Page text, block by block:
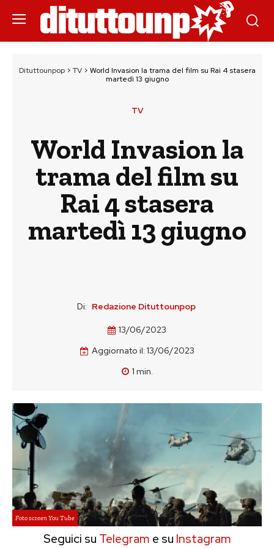
Dituttounpop> TV> World Invasion la trama del film su Rai 4 stasera
martedì 13 giugno
TV
World Invasion la
trama del film su
Rai 4 stasera
martedì 13 giugno
Di: Redazione Dituttounpop
13/06/2023
Aggiornato il: 13/06/2023
1 min.
Foto screen You Tube
Seguici su Telegram e su Instagram